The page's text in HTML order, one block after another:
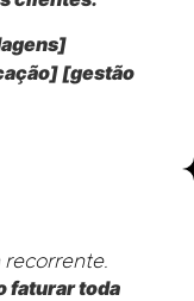
[gestão
faturar toda